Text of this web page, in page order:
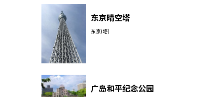
东京晴空塔
东京(塔)
广岛和平纪念公园